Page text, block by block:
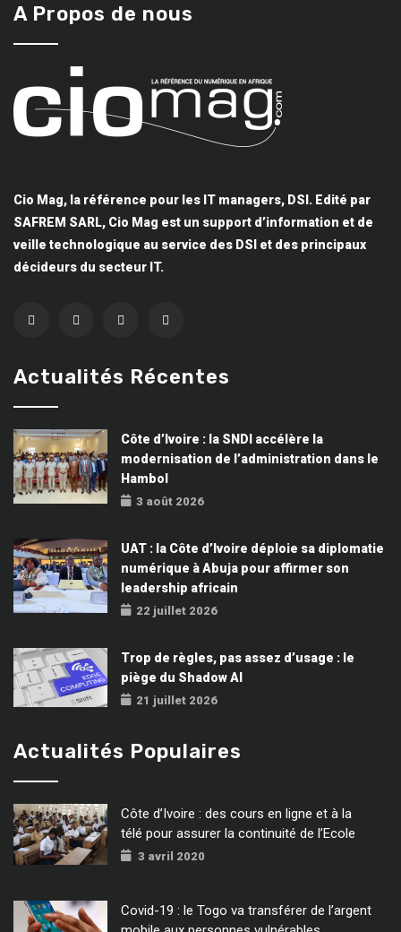
A Propos de nous
Cio Mag, la référence pour les IT managers, DSI. Edité par
SAFREM SARL, Cio Mag est un support d’information et de
veille technologique au service des DSI et des principaux
décideurs du secteur IT.
Actualités Récentes
Côte d’Ivoire : la SNDI accélère la
modernisation de l’administration dans le
Hambol
3 août 2026
UAT : la Côte d’Ivoire déploie sa diplomatie
numérique à Abuja pour affirmer son
leadership africain
22 juillet 2026
Trop de règles, pas assez d’usage : le
piège du Shadow AI
21 juillet 2026
Actualités Populaires
Côte d’Ivoire : des cours en ligne et à la
télé pour assurer la continuité de l’Ecole
3 avril 2020
Covid-19 : le Togo va transférer de l’argent